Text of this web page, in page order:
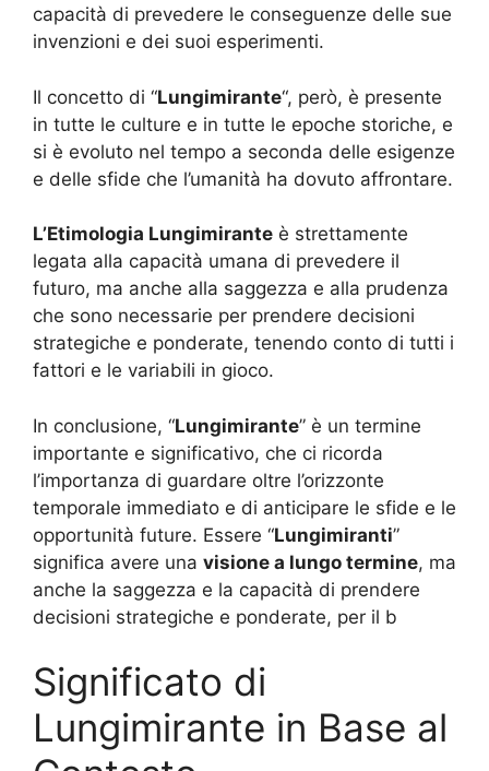
capacità di prevedere le conseguenze delle sue
invenzioni e dei suoi esperimenti.
Il concetto di “Lungimirante“, però, è presente
in tutte le culture e in tutte le epoche storiche, e
si è evoluto nel tempo a seconda delle esigenze
e delle sfide che l’umanità ha dovuto affrontare.
L’Etimologia Lungimirante è strettamente
legata alla capacità umana di prevedere il
futuro, ma anche alla saggezza e alla prudenza
che sono necessarie per prendere decisioni
strategiche e ponderate, tenendo conto di tutti i
fattori e le variabili in gioco.
In conclusione, “Lungimirante” è un termine
importante e significativo, che ci ricorda
l’importanza di guardare oltre l’orizzonte
temporale immediato e di anticipare le sfide e le
opportunità future. Essere “Lungimiranti”
significa avere una visione a lungo termine, ma
anche la saggezza e la capacità di prendere
decisioni strategiche e ponderate, per il b
Significato di
Lungimirante in Base al